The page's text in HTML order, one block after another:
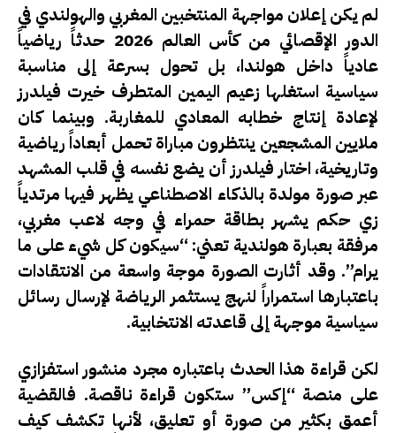
لم يكن إعلان مواجهة المنتخبين المغربي والهولندي في
الدور الإقصائي من كأس العالم 2026 حدثاً رياضياً
عادياً داخل هولندا، بل تحول بسرعة إلى مناسبة
سياسية استغلها زعيم اليمين المتطرف خيرت فيلدرز
لإعادة إنتاج خطابه المعادي للمغاربة. وبينما كان
ملايين المشجعين ينتظرون مباراة تحمل أبعاداً رياضية
وتاريخية، اختار فيلدرز أن يضع نفسه في قلب المشهد
عبر صورة مولدة بالذكاء الاصطناعي يظهر فيها مرتدياً
زي حكم يشهر بطاقة حمراء في وجه لاعب مغربي،
مرفقة بعبارة هولندية تعني: “سيكون كل شيء على ما
يرام”. وقد أثارت الصورة موجة واسعة من الانتقادات
باعتبارها استمراراً لنهج يستثمر الرياضة لإرسال رسائل
سياسية موجهة إلى قاعدته الانتخابية.
لكن قراءة هذا الحدث باعتباره مجرد منشور استفزازي
على منصة “إكس” ستكون قراءة ناقصة. فالقضية
أعمق بكثير من صورة أو تعليق، لأنها تكشف كيف